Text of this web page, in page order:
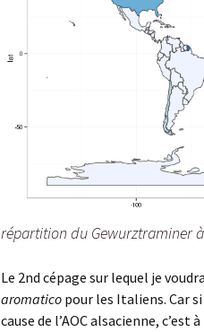
répartition du Gewurztraminer
Le 2nd cépage sur lequel je
aromatico pour les Italiens. Car
cause de l’AOC alsacienne,